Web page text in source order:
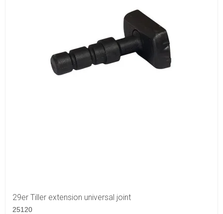
29er Tiller extension universal joint
25120